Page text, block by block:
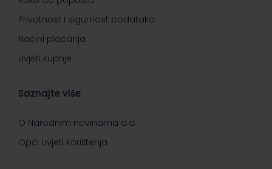
Privatnost i sigurnost podataka
Načini plaćanja
Uvjeti kupnje
Saznajte više
O Narodnim novinama d.d.
Opći uvjeti korištenja